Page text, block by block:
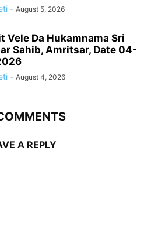
- August 5, 2026
Vele Da Hukamnama Sri
Sahib, Amritsar, Date 04-
- August 4, 2026
A REPLY